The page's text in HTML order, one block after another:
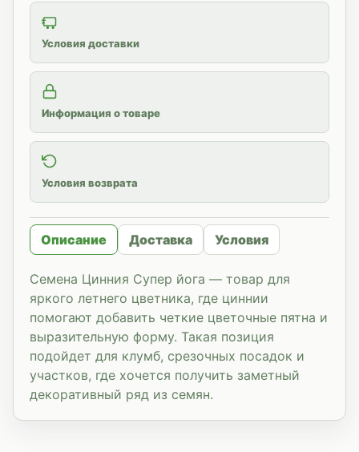
Условия доставки
Информация о товаре
Условия возврата
Описание Доставка Условия
Семена Цинния Супер йога — товар для
яркого летнего цветника, где циннии
помогают добавить четкие цветочные пятна и
выразительную форму. Такая позиция
подойдет для клумб, срезочных посадок и
участков, где хочется получить заметный
декоративный ряд из семян.